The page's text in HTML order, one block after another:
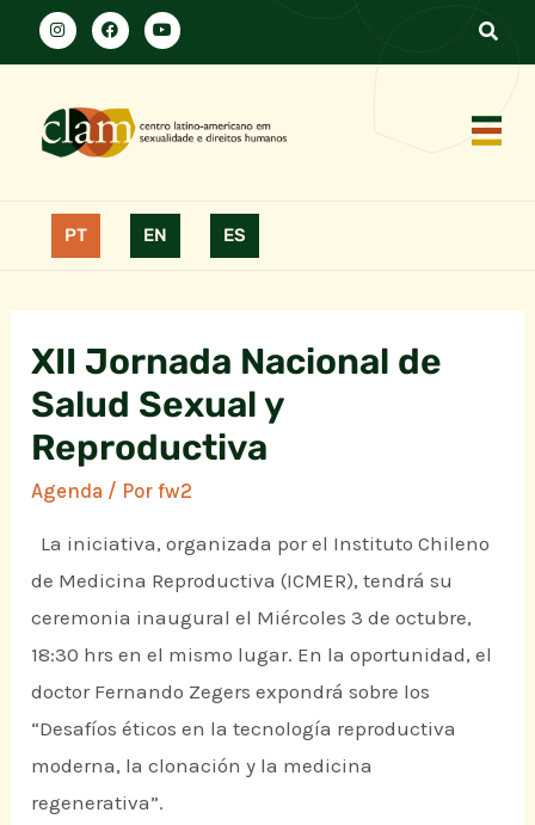
PT EN ES
XII Jornada Nacional de
Salud Sexual y
Reproductiva
Agenda / Porfw2
La iniciativa, organizada por el Instituto Chileno
de Medicina Reproductiva (ICMER), tendrá su
ceremonia inaugural el Miércoles 3 de octubre,
18:30 hrs en el mismo lugar. En la oportunidad, el
doctor Fernando Zegers expondrá sobre los
“Desafíos éticos en la tecnología reproductiva
moderna, la clonación y la medicina
regenerativa”.